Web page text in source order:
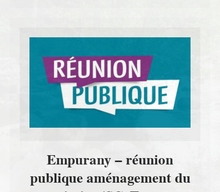
Empurany – réunion
publique aménagement du